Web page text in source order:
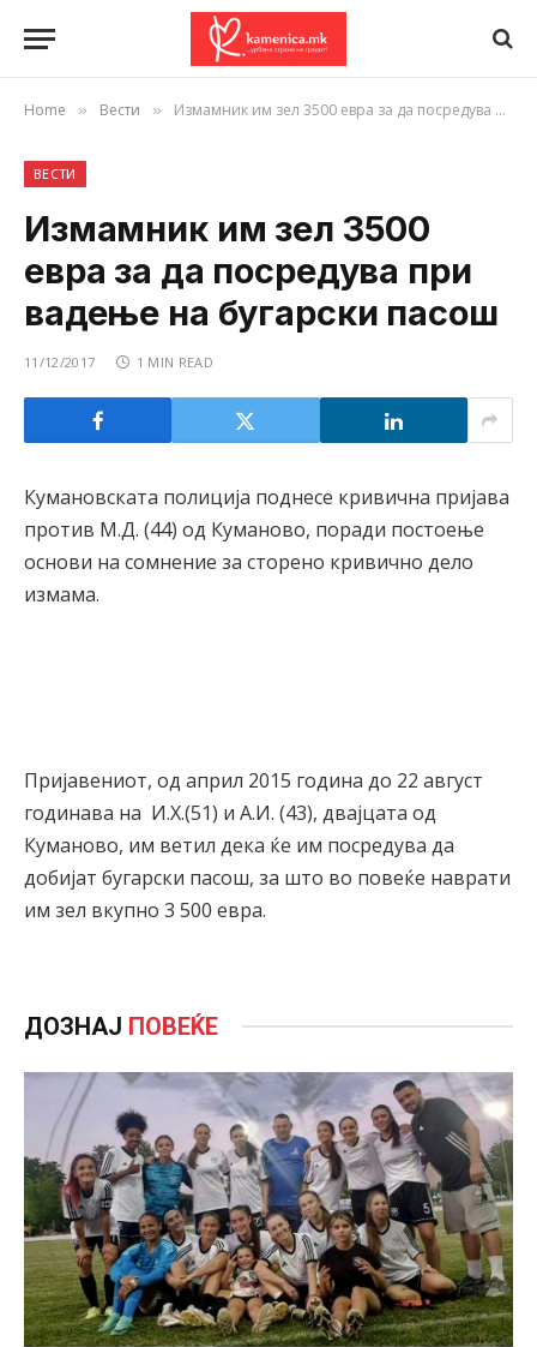
Home » Вести » Измамник им зел 3500 евра за да посредува при вадење на бугарски пасош
ВЕСТИ
Измамник им зел 3500
евра за да посредува при
вадење на бугарски пасош
11/12/2017 1 MIN READ
Кумановската полиција поднесе кривична пријава
против М.Д. (44) од Куманово, поради постоење
основи на сомнение за сторено кривично дело
измама.
Пријавениот, од април 2015 година до 22 август
годинава на И.Х.(51) и А.И. (43), двајцата од
Куманово, им ветил дека ќе им посредува да
добијат бугарски пасош, за што во повеќе наврати
им зел вкупно 3 500 евра.
ДОЗНАЈ ПОВЕЌЕ